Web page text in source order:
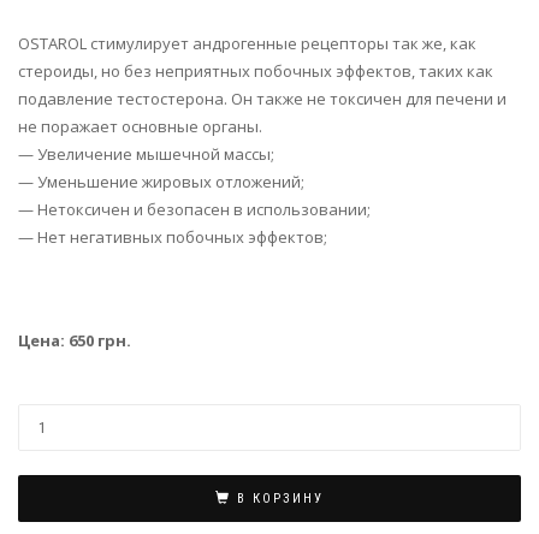
OSTAROL стимулирует андрогенные рецепторы так же, как
стероиды, но без неприятных побочных эффектов, таких как
подавление тестостерона. Он также не токсичен для печени и
не поражает основные органы.
— Увеличение мышечной массы;
— Уменьшение жировых отложений;
— Нетоксичен и безопасен в использовании;
— Нет негативных побочных эффектов;
Цена: 650 грн.
В КОРЗИНУ